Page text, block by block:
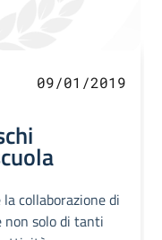
09/01/2019
collaborazione di
non solo di tanti